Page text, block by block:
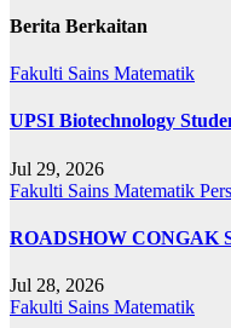
Berita Berkaitan
Fakulti Sains Matematik
UPSI Biotechnology
Jul 29, 2026
Fakulti Sains Matematik
ROADSHOW CONGAK
Jul 28, 2026
Fakulti Sains Matematik